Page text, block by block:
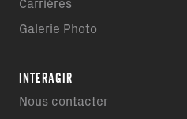
Carrières
Galerie Photo
INTERAGIR
Nous contacter